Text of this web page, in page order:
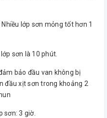
lớp sơn mỏng tốt hơn 1
sơn là 10 phút.
bảo đầu van không bị
đầu xịt sơn trong khoảng 2
sơn: 3 giờ.